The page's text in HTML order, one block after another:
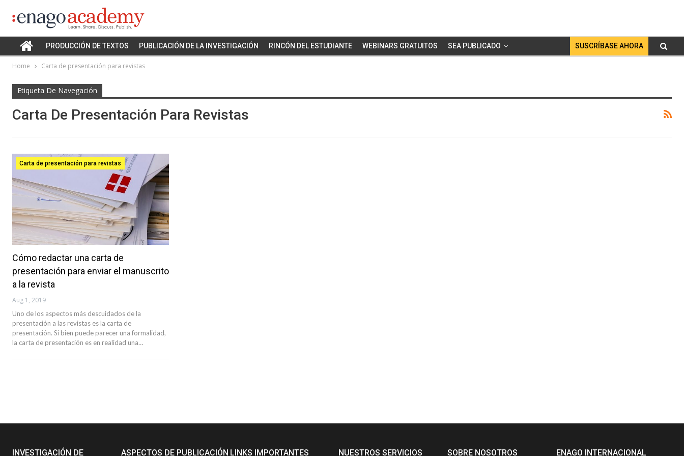
PRODUCCIÓN DE TEXTOS PUBLICACIÓN DE LA INVESTIGACIÓN RINCÓN DEL ESTUDIANTE SUSCRÍBASE AHORA
WEBINARS GRATUITOS SEA PUBLICADO
Home Carta de presentación para revistas
Etiqueta De Navegación
Carta De Presentación Para Revistas
Carta de presentación para revistas
Cómo redactar una carta de
presentación para enviar el manuscrito
a la revista
Aug 1, 2019
Uno de los aspectos más descuidados de la
presentación a las revistas es la carta de
presentación. Si bien puede parecer una formalidad,
la carta de presentación es en realidad una…
INVESTIGACIÓN DE ASPECTOS DE PUBLICACIÓN LINKS IMPORTANTES NUESTROS SERVICIOS SOBRE NOSOTROS ENAGO INTERNACIONAL